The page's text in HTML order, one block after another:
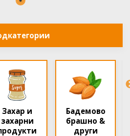
Глазури Аромат